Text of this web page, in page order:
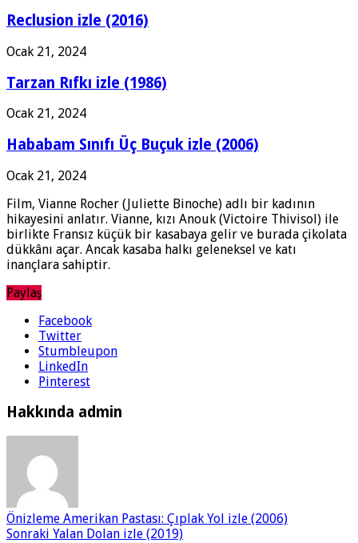
Reclusion izle (2016)
Ocak 21, 2024
Tarzan Rıfkı izle (1986)
Ocak 21, 2024
Hababam Sınıfı Üç Buçuk izle (2006)
Ocak 21, 2024
Film, Vianne Rocher (Juliette Binoche) adlı bir kadının
hikayesini anlatır. Vianne, kızı Anouk (Victoire Thivisol) ile
birlikte Fransız küçük bir kasabaya gelir ve burada çikolata
dükkânı açar. Ancak kasaba halkı geleneksel ve katı
inançlara sahiptir.
Paylaş
Facebook
Twitter
Stumbleupon
LinkedIn
Pinterest
Hakkında admin
Önizleme Amerikan Pastası: Çıplak Yol izle (2006)
Sonraki Yalan Dolan izle (2019)